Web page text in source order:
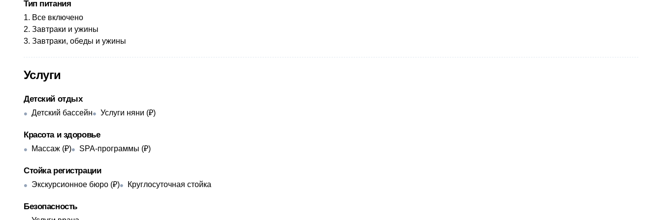
Тип питания
Все включено
Завтраки и ужины
Завтраки, обеды и ужины
Услуги
Детский отдых
Детский бассейн Услуги няни (₽)
Красота и здоровье
Массаж (₽) SPA-программы (₽)
Стойка регистрации
Экскурсионное бюро (₽) Круглосуточная стойка
Безопасность